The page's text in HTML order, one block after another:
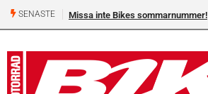
SENASTE Missa inte Bikes sommarnummer!